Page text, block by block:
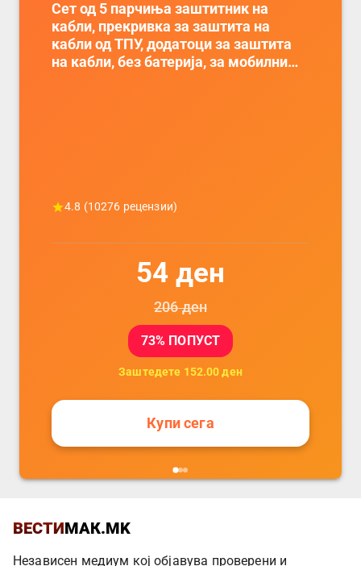
Сет од 5 парчиња заштитник на
кабли, прекривка за заштита на
кабли од ТПУ, додатоци за заштита
на кабли, без батерија, за мобилни
4.8 (10276 рецензии)
54 ден
206ден
73% ПОПУСТ
Заштедете 152.00 ден
Купи сега
ВЕСТИМАК.MK
Независен медиум кој објавува проверени и